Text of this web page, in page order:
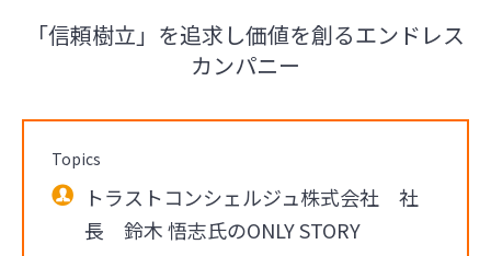
「信頼樹立」を追求し価値を創るエンドレス
カンパニー
Topics
トラストコンシェルジュ株式会社 社
長 鈴木 悟志氏のONLY STORY